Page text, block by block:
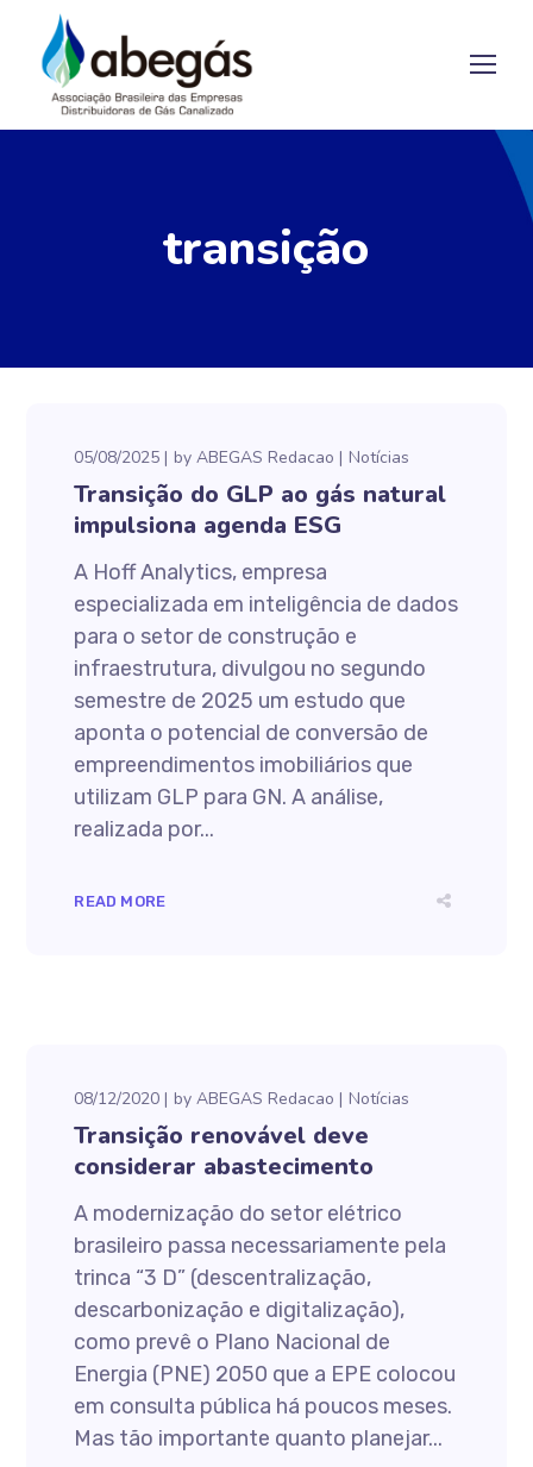
transição
05/08/2025 byABEGAS Redacao Notícias
Transição do GLP ao gás natural
impulsiona agenda ESG
A Hoff Analytics, empresa
especializada em inteligência de dados
para o setor de construção e
infraestrutura, divulgou no segundo
semestre de 2025 um estudo que
aponta o potencial de conversão de
empreendimentos imobiliários que
utilizam GLP para GN. A análise,
realizada por...
READ MORE
08/12/2020 byABEGAS Redacao Notícias
Transição renovável deve
considerar abastecimento
A modernização do setor elétrico
brasileiro passa necessariamente pela
trinca “3 D” (descentralização,
descarbonização e digitalização),
como prevê o Plano Nacional de
Energia (PNE) 2050 que a EPE colocou
em consulta pública há poucos meses.
Mas tão importante quanto planejar...